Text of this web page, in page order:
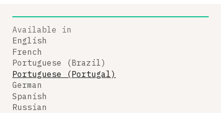
Available in
English
French
Portuguese (Brazil)
Portuguese (Portugal)
German
Spanish
Russian